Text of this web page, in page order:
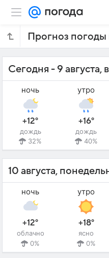
Прогноз
Сегодня - 9 августа,
ночь
+12°
дождь
32%
утро
+16°
дождь
40%
10 августа,
ночь
+12°
облачно
0%
утро
+18°
ясно
0%